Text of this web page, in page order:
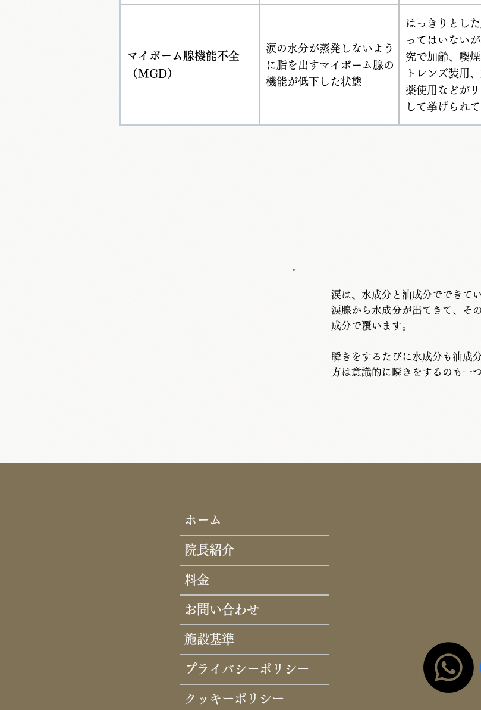
マイボーム腺機能不全
（MGD）
涙の水分が蒸発しないよう
に脂を出すマイボーム腺の
機能が低下した状態
はっきりとし
ってはいない
究で加齢、喫
トレンズ装用
薬使用などが
して挙げられて
涙は、水成分と油成分でできてい
涙腺から水成分が出てきて、そ
成分で覆います。
瞬きをするたびに水成分も油成
方は意識的に瞬きをするのも一
ホーム
院長紹介
料金
お問い合わせ
施設基準
プライバシーポリシー
クッキーポリシー